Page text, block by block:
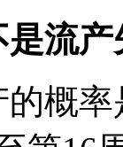
流产
率